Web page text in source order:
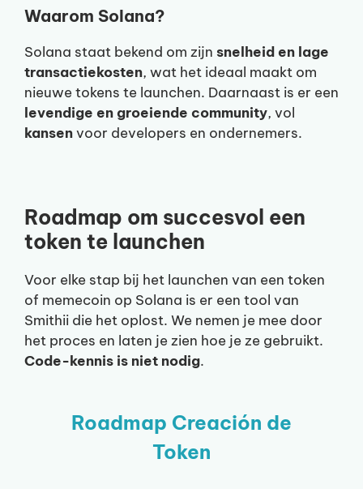
Waarom Solana?
Solana staat bekend om zijn snelheid en lage
transactiekosten, wat het ideaal maakt om
nieuwe tokens te launchen. Daarnaast is er een
levendige en groeiende community, vol
kansenvoor developers en ondernemers.
Roadmap om succesvol een
token te launchen
Voor elke stap bij het launchen van een token
of memecoin op Solana is er een tool van
Smithii die het oplost. We nemen je mee door
het proces en laten je zien hoe je ze gebruikt.
Code-kennis is niet nodig.
Roadmap Creación de
Token